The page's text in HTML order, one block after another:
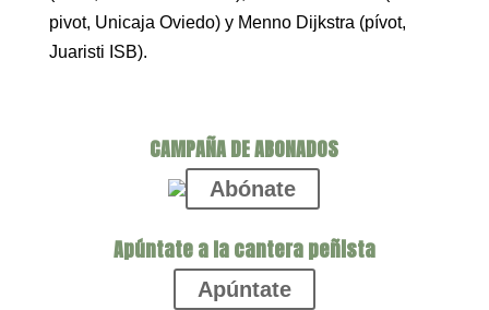
pivot, Unicaja Oviedo) y Menno Dijkstra (pívot,
Juaristi ISB).
CAMPAÑA DE ABONADOS
Abónate
Apúntate a la cantera peñista
Apúntate